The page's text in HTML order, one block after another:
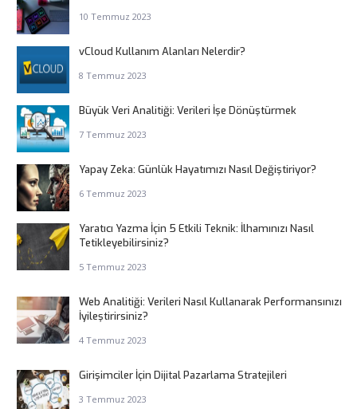
10 Temmuz 2023
vCloud Kullanım Alanları Nelerdir?
8 Temmuz 2023
Büyük Veri Analitiği: Verileri İşe Dönüştürmek
7 Temmuz 2023
Yapay Zeka: Günlük Hayatımızı Nasıl Değiştiriyor?
6 Temmuz 2023
Yaratıcı Yazma İçin 5 Etkili Teknik: İlhamınızı Nasıl
Tetikleyebilirsiniz?
5 Temmuz 2023
Web Analitiği: Verileri Nasıl Kullanarak Performansınızı
İyileştirirsiniz?
4 Temmuz 2023
Girişimciler İçin Dijital Pazarlama Stratejileri
3 Temmuz 2023